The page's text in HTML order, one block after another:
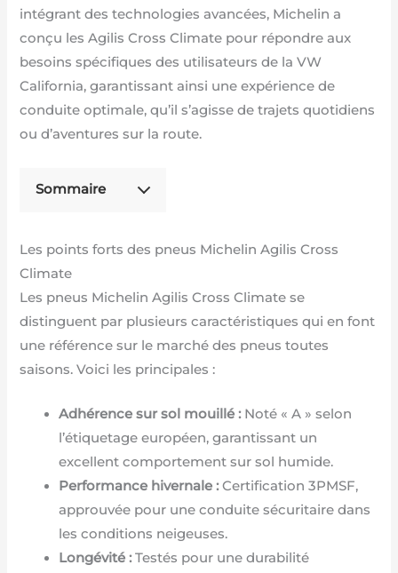
intégrant des technologies avancées, Michelin a
conçu les Agilis Cross Climate pour répondre aux
besoins spécifiques des utilisateurs de la VW
California, garantissant ainsi une expérience de
conduite optimale, qu’il s’agisse de trajets quotidiens
ou d’aventures sur la route.
Sommaire
Les points forts des pneus Michelin Agilis Cross
Climate
Les pneus Michelin Agilis Cross Climate se
distinguent par plusieurs caractéristiques qui en font
une référence sur le marché des pneus toutes
saisons. Voici les principales :
Adhérence sur sol mouillé :Noté « A » selon
l’étiquetage européen, garantissant un
excellent comportement sur sol humide.
Performance hivernale :Certification 3PMSF,
approuvée pour une conduite sécuritaire dans
les conditions neigeuses.
Longévité :Testés pour une durabilité